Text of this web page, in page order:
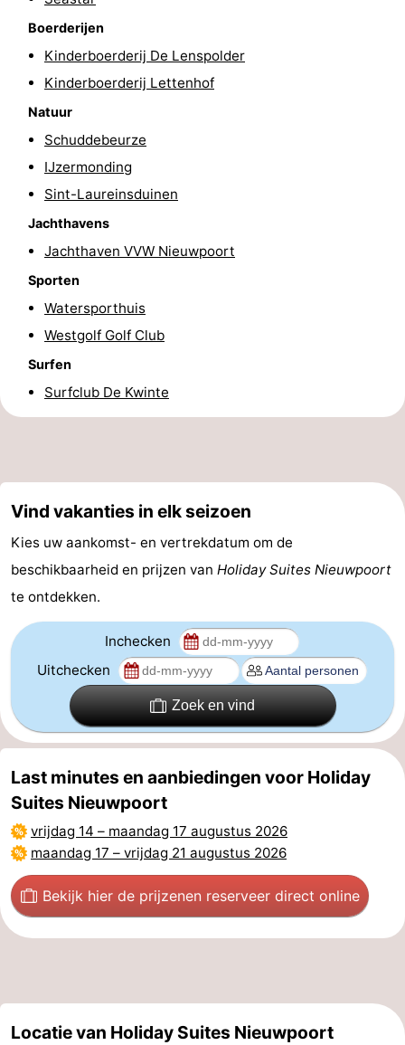
Boerderijen
Kinderboerderij De Lenspolder
Kinderboerderij Lettenhof
Natuur
Schuddebeurze
IJzermonding
Sint-Laureinsduinen
Jachthavens
Jachthaven VVW Nieuwpoort
Sporten
Watersporthuis
Westgolf Golf Club
Surfen
Surfclub De Kwinte
Vind vakanties in elk seizoen
Kies uw aankomst- en vertrekdatum om de
beschikbaarheid en prijzen van Holiday Suites Nieuwpoort
te ontdekken.
Inchecken
Uitchecken
Zoek en vind
Last minutes en aanbiedingen voor Holiday
Suites Nieuwpoort
vrijdag 14 – maandag 17 augustus 2026
maandag 17 – vrijdag 21 augustus 2026
Bekijk hier de prijzenen reserveer direct online
Locatie van Holiday Suites Nieuwpoort